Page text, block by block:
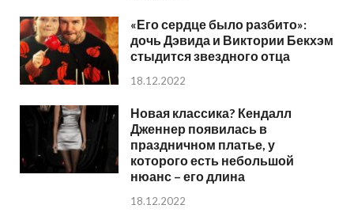
«Его сердце было разбито»:
дочь Дэвида и Виктории Бекхэм
стыдится звездного отца
18.12.2022
Новая классика? Кендалл
Дженнер появилась в
праздничном платье, у
которого есть небольшой
нюанс – его длина
18.12.2022